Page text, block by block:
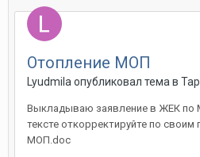
Отопление МОП
Lyudmila опубликовал тема в
Выкладываю заявление в ЖЕК по
тексте откорректируйте по своим
МОП.doc